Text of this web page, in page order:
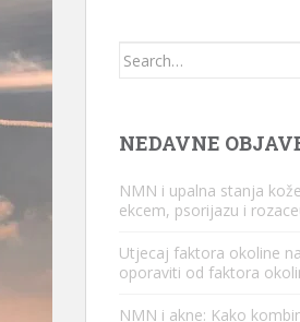
Traži:
NEDAVNE
NMN i upalna stanja
ekcem, psorijazu i
Utjecaj faktora okoline
oporaviti od faktora
NMN i akne: Kako